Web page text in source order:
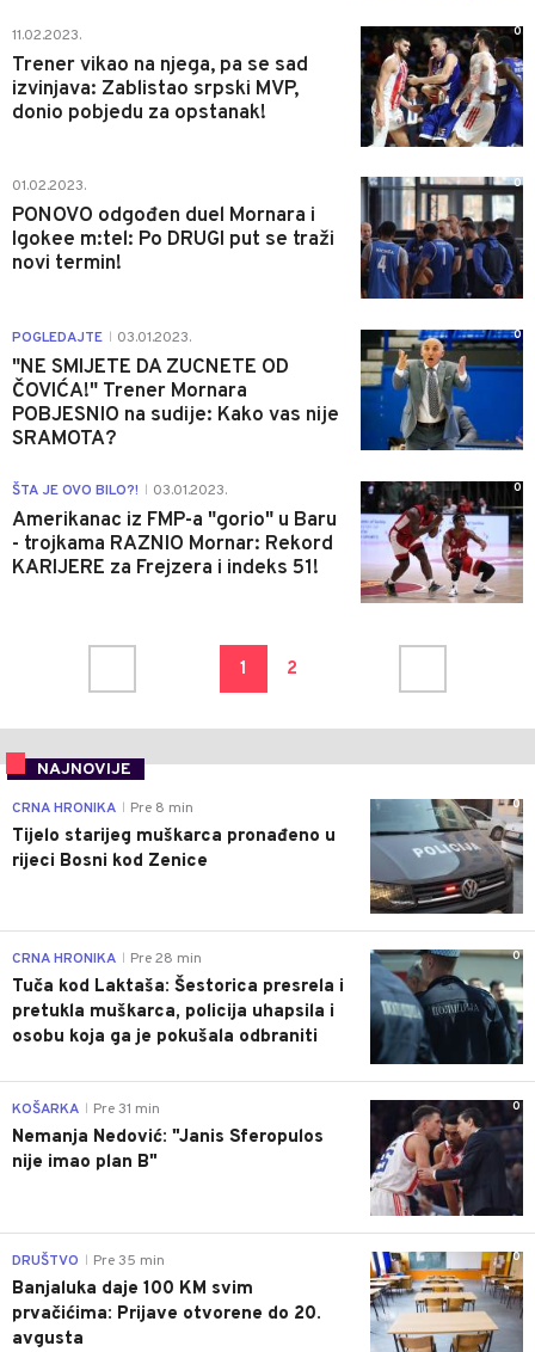
11.02.2023.
Trener vikao na njega, pa se sad
izvinjava: Zablistao srpski MVP,
donio pobjedu za opstanak!
0
01.02.2023.
PONOVO odgođen duel Mornara i
Igokee m:tel: Po DRUGI put se traži
novi termin!
0
POGLEDAJTE 03.01.2023.
"NE SMIJETE DA ZUCNETE OD
ČOVIĆA!" Trener Mornara
POBJESNIO na sudije: Kako vas nije
SRAMOTA?
0
ŠTA JE OVO BILO?! 03.01.2023.
Amerikanac iz FMP-a "gorio" u Baru
- trojkama RAZNIO Mornar: Rekord
KARIJERE za Frejzera i indeks 51!
0
1 2
NAJNOVIJE
0
CRNA HRONIKA Pre 8 min
Tijelo starijeg muškarca pronađeno u
rijeci Bosni kod Zenice
0
CRNA HRONIKA Pre 28 min
Tuča kod Laktaša: Šestorica presrela i
pretukla muškarca, policija uhapsila i
osobu koja ga je pokušala odbraniti
0
KOŠARKA Pre 31 min
Nemanja Nedović: "Janis Sferopulos
nije imao plan B"
0
DRUŠTVO Pre 35 min
Banjaluka daje 100 KM svim
prvačićima: Prijave otvorene do 20.
avgusta